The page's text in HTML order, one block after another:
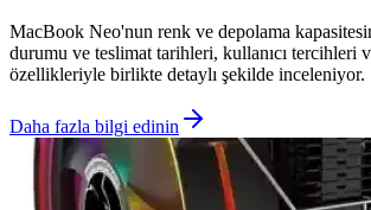
MacBook Neo'nun renk ve depolama
durumu ve teslimat tarihleri, kullanıcı tercihleri
özellikleriyle birlikte detaylı şekilde inceleniyor.
Daha fazla bilgi edinin